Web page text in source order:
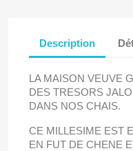
Description
LA MAISON VEUVE
DES TRESORS
DANS NOS CHAIS.
CE MILLESIME EST
EN FUT DE CHENE